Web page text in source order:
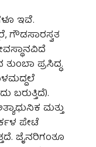
ಇವೆ.
ಗೌಡಸಾರಸ್ವತ
ಪ್ರಸಿದ್ಧ.
ಮತ್ತು
ಪೇಟೆ
ಜೈನರಿಗಂತೂ